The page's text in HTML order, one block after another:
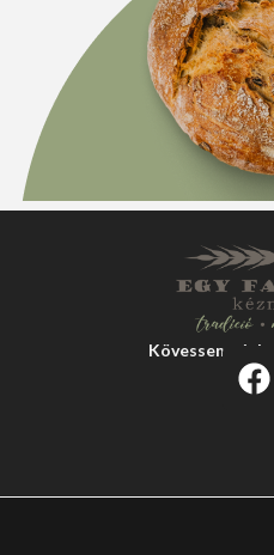
Kövessen